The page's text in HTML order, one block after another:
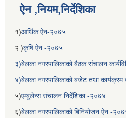
ऐन ,नियम,निर्देशिका
१)आर्थिक ऐन-२०७५
२ )कृषि ऐन -२०७५
३)बेलका नगरपालिकाको बैठक संचालन
४)बेलका नगरपालिकाको बजेट तथा कार्यक्रम
५)एम्बुलेन्स संचालन निर्देशिका -२०७४
६)बेलका नगरपालिकाको बिनियोजन ऐन -